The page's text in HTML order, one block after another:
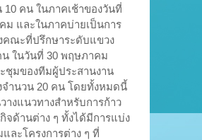
คน ในภาคเช้าของวันที่
ม และในภาคบ่ายเป็นการ
คณะที่ปรึกษาระดับแขวง
น ในวันที่ 30 พฤษภาคม
ชุมของทีมผู้ประสานงาน
จำนวน 20 คน โดยทั้งหมดนี้
างแนวทางสำหรับการก้าว
จด้านต่าง ๆ ทั้งได้มีการแบ่ง
ละโครงการต่าง ๆ ที่